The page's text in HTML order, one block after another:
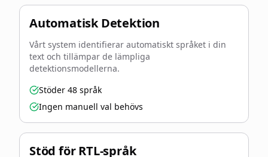
Automatisk Detektion
Vårt system identifierar automatiskt språket i din
text och tillämpar de lämpliga
detektionsmodellerna.
Stöder 48 språk
Ingen manuell val behövs
Stöd för RTL-språk